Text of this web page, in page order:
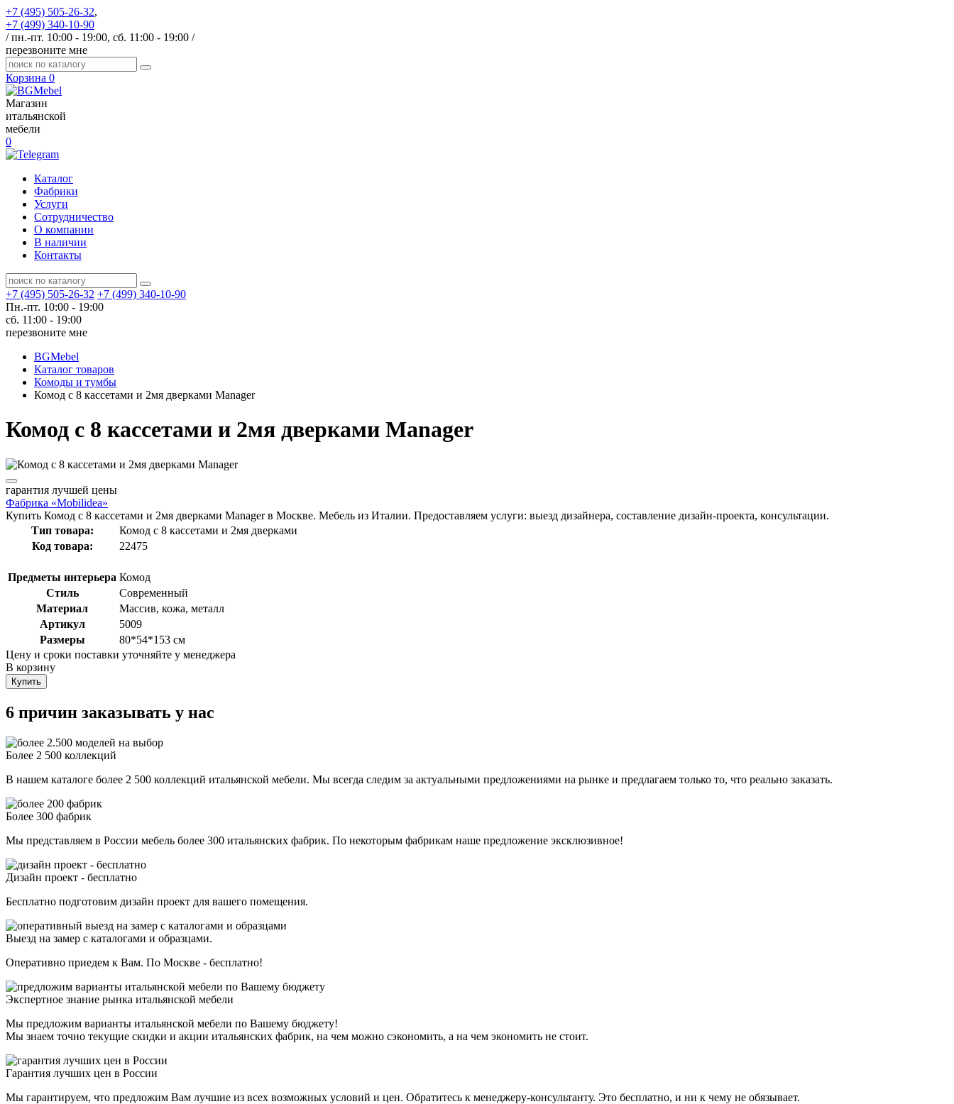
+7 (495) 505-26-32,
+7 (499) 340-10-90
/ пн.-пт. 10:00 - 19:00, сб. 11:00 - 19:00 /
перезвоните мне
Корзина 0
Магазин
итальянской
мебели
0
Каталог
Фабрики
Услуги
Сотрудничество
О компании
В наличии
Контакты
+7 (495) 505-26-32 +7 (499) 340-10-90
Пн.-пт. 10:00 - 19:00
сб. 11:00 - 19:00
перезвоните мне
BGMebel
Каталог товаров
Комоды и тумбы
Комод с 8 кассетами и 2мя дверками Manager
Комод с 8 кассетами и 2мя дверками Manager
гарантия лучшей цены
Фабрика «Mobilidea»
Купить Комод с 8 кассетами и 2мя дверками Manager в Москве. Мебель из Италии. Предоставляем услуги: выезд дизайнера, составление дизайн-проекта, консультации.
Тип товара:
Комод с 8 кассетами и 2мя дверками
Код товара:
22475
Предметы интерьера Комод
Стиль
Современный
Материал
Массив, кожа, металл
Артикул
5009
Размеры
80*54*153 см
Цену и сроки поставки уточняйте у менеджера
В корзину
Купить
6 причин заказывать у нас
Более 2 500 коллекций
В нашем каталоге более 2 500 коллекций итальянской мебели. Мы всегда следим за актуальными предложениями на рынке и предлагаем только то, что реально заказать.
Более 300 фабрик
Мы представляем в России мебель более 300 итальянских фабрик. По некоторым фабрикам наше предложение эксклюзивное!
Дизайн проект - бесплатно
Бесплатно подготовим дизайн проект для вашего помещения.
Выезд на замер с каталогами и образцами.
Оперативно приедем к Вам. По Москве - бесплатно!
Экспертное знание рынка итальянской мебели
Мы предложим варианты итальянской мебели по Вашему бюджету!
Мы знаем точно текущие скидки и акции итальянских фабрик, на чем можно сэкономить, а на чем экономить не стоит.
Гарантия лучших цен в России
Мы гарантируем, что предложим Вам лучшие из всех возможных условий и цен. Обратитесь к менеджеру-консультанту. Это бесплатно, и ни к чему не обязывает.